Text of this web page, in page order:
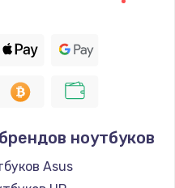
ноутбуков
Asus